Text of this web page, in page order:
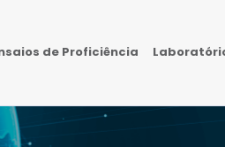
de Proficiência